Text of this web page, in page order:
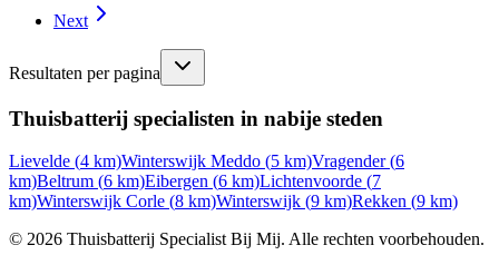
Next
Resultaten per pagina
Thuisbatterij specialisten in nabije steden
Lievelde (4 km)Winterswijk Meddo (5 km)Vragender(6
km)Beltrum (6 km)Eibergen (6 km)Lichtenvoorde (7
km)Winterswijk Corle (8 km)Winterswijk (9 km)Rekken (9 km)
© 2026 Thuisbatterij Specialist Bij Mij. Alle rechten voorbehouden.